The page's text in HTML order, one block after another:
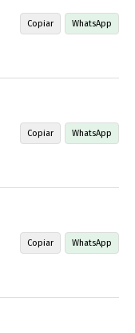
Copiar WhatsApp
Copiar WhatsApp
Copiar WhatsApp